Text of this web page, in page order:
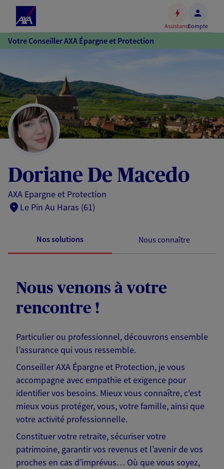
Accéder
au
au
pied
de
page
AssistanceCompte
Votre Conseiller AXA Épargne et Protection
Doriane De Macedo
AXA Epargne et Protection
Le Pin Au Haras (61)
Nos solutions Nous connaître
Nous venons à votre
rencontre !
Particulier ou professionnel, découvrons ensemble
l’assurance qui vous ressemble.
Conseiller AXA Épargne et Protection, je vous
accompagne avec empathie et exigence pour
identifier vos besoins. Mieux vous connaître, c'est
mieux vous protéger, vous, votre famille, ainsi que
votre activité professionnelle.
Constituer votre retraite, sécuriser votre
patrimoine, garantir vos revenus et l’avenir de vos
proches en cas d’imprévus… Où que vous soyez,